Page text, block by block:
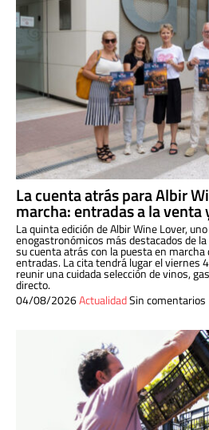
La cuenta atrás para Albir
marcha: entradas a la
La quinta edición de Albir Wine Lover,
enogastronómicos más destacados de
su cuenta atrás con la puesta en
entradas. La cita tendrá lugar el viernes
reunir una cuidada selección de vinos,
directo.
04/08/2026ActualidadSin comentarios